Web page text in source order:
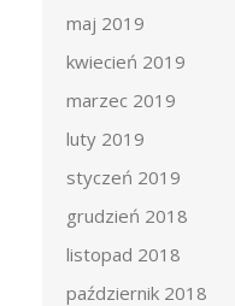
maj 2019
kwiecień 2019
marzec 2019
luty 2019
styczeń 2019
grudzień 2018
listopad 2018
październik 2018